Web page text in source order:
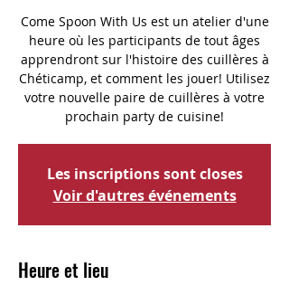
Come Spoon With Us est un atelier d'une
heure où les participants de tout âges
apprendront sur l'histoire des cuillères à
Chéticamp, et comment les jouer! Utilisez
votre nouvelle paire de cuillères à votre
prochain party de cuisine!
Les inscriptions sont closes
Voir d'autres événements
Heure et lieu